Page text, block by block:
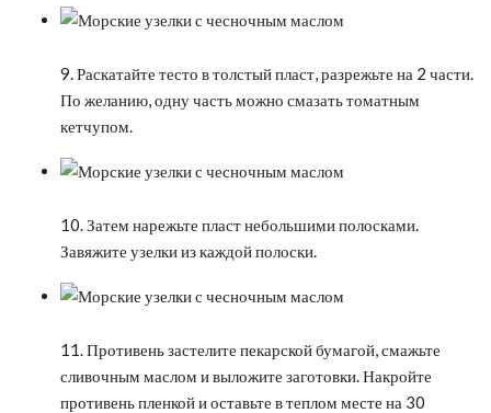
9. Раскатайте тесто в толстый пласт, разрежьте на 2 части.
По желанию, одну часть можно смазать томатным
кетчупом.
10. Затем нарежьте пласт небольшими полосками.
Завяжите узелки из каждой полоски.
11. Противень застелите пекарской бумагой, смажьте
сливочным маслом и выложите заготовки. Накройте
противень пленкой и оставьте в теплом месте на 30